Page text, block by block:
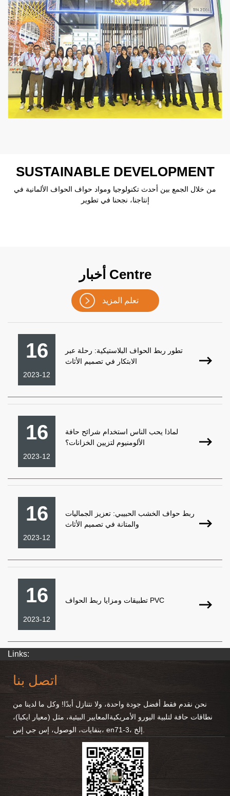
SUSTAINABLE DEVELOPMENT
من خلال الجمع بين أحدث تكنولوجيا ومواد حواف الحواف الألمانية في
إنتاجنا، نجحنا في تطوير
أخبار Centre
تعلم المزيد
16
2023-12
تطور ربط الحواف البلاستيكية: رحلة عبر
الابتكار في تصميم الأثاث
16
2023-12
لماذا يحب الناس استخدام شرائح حافة
الألومنيوم لتزيين الخزانات؟
16
2023-12
ربط حواف الخشب الحبيبي: تعزيز الجماليات
والمتانة في تصميم الأثاث
16
2023-12
تطبيقات ومزايا ربط الحواف PVC
Links:
اتصل بنا
نحن نقدم فقط أفضل جودة واحدة، ولا نتنازل أبدًا! وكل ما لدينا من
نطاقات حافة لتلبية اليورو الأمريكيةالمعايير البيئية، مثل (معيار ايكيا)،
بنفايات، الوصول، إس جي إس، en71-3، إلخ.